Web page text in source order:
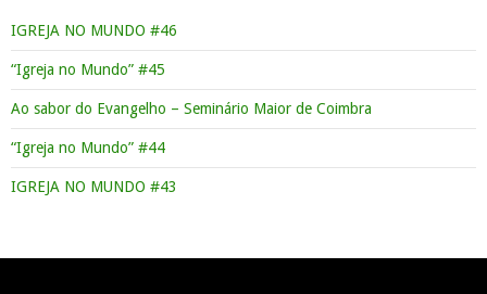
IGREJA NO MUNDO #46
“Igreja no Mundo” #45
Ao sabor do Evangelho – Seminário Maior de Coimbra
“Igreja no Mundo” #44
IGREJA NO MUNDO #43